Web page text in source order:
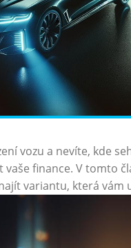
‌vozu⁢ a nevíte, kde
vaše ⁤finance. ​V tomto
variantu, ⁢která vám⁢